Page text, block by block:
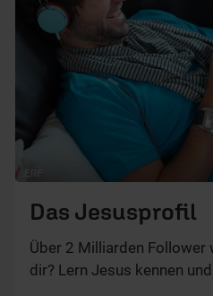
ERF
Das Jesusprofil
Über 2 Milliarden
dir? Lern Jesus kennen